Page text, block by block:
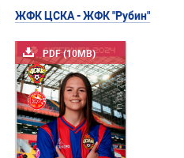
ЖФК ЦСКА - ЖФК "Рубин"
PDF (10MB)